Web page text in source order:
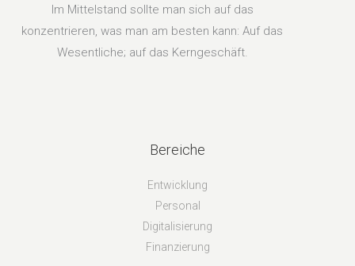
Im Mittelstand sollte man sich auf das
konzentrieren, was man am besten kann: Auf das
Wesentliche; auf das Kerngeschäft.
Bereiche
Entwicklung
Personal
Digitalisierung
Finanzierung